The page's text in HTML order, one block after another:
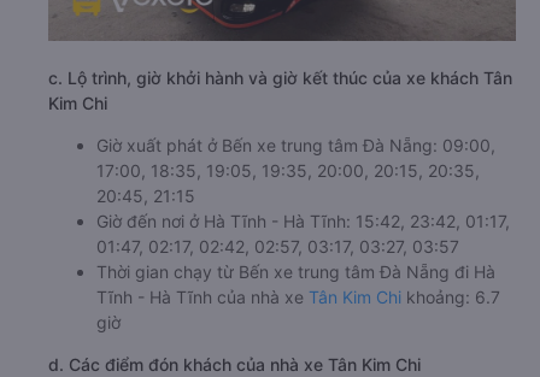
c. Lộ trình, giờ khởi hành và giờ kết thúc của xe khách Tân
Kim Chi
Giờ xuất phát ở Bến xe trung tâm Đà Nẵng: 09:00,
17:00, 18:35, 19:05, 19:35, 20:00, 20:15, 20:35,
20:45, 21:15
Giờ đến nơi ở Hà Tĩnh - Hà Tĩnh: 15:42, 23:42, 01:17,
01:47, 02:17, 02:42, 02:57, 03:17, 03:27, 03:57
Thời gian chạy từ Bến xe trung tâm Đà Nẵng đi Hà
Tĩnh - Hà Tĩnh của nhà xe Tân Kim Chi khoảng: 6.7
giờ
d. Các điểm đón khách của nhà xe Tân Kim Chi